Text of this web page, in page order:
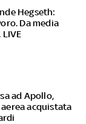
Hegseth:
Da media
ad Apollo,
acquistata